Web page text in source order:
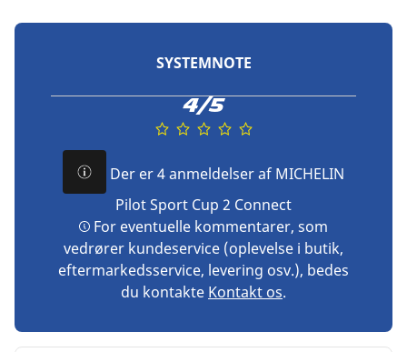
SYSTEMNOTE
4/5
Der er 4 anmeldelser af MICHELIN
Pilot Sport Cup 2 Connect
For eventuelle kommentarer, som
vedrører kundeservice (oplevelse i butik,
eftermarkedsservice, levering osv.), bedes
du kontakte Kontakt os.